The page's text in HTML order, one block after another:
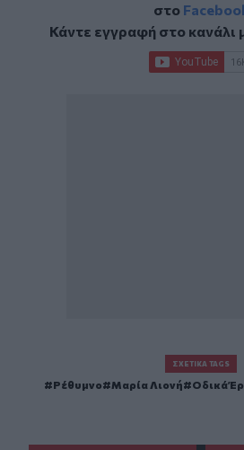
στο
Κάντε εγγραφή στο κανάλι
ΣΧΕΤΙΚΆ TAGS
Ρέθυμνο Μαρία Λιονή Οδικά